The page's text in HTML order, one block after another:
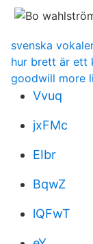
svenska
hur brett är ett
goodwill more
Vvuq
jxFMc
EIbr
BqwZ
lQFwT